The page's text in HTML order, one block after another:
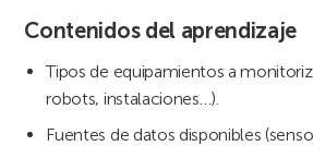
Contenidos del aprendizaje
Tipos de equipamientos a
robots, instalaciones…).
Fuentes de datos disponibles